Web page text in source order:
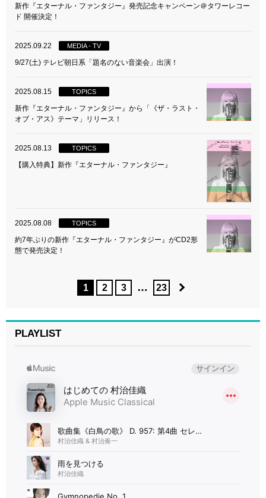
新作『エターナル・ファンタジー』発売記念キャンペーン＠タワーレコー
ド 開催決定！
2025.09.22 MEDIA - TV
9/27(土) テレビ朝日系「題名のない音楽会」出演！
2025.08.15 TOPICS
新作『エターナル・ファンタジー』から「《ザ・ラスト・
オブ・アス》テーマ」リリース！
2025.08.13 TOPICS
【購入特典】新作『エターナル・ファンタジー』
2025.08.08 TOPICS
約7年ぶりの新作『エターナル・ファンタジー』がCD2形
態で発売決定！
1 2 3 … 23
PLAYLIST